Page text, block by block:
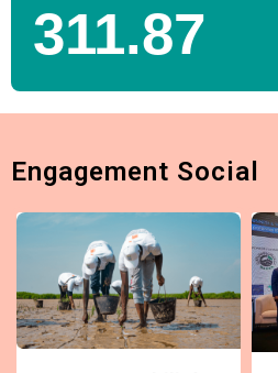
311.87
Engagement Social